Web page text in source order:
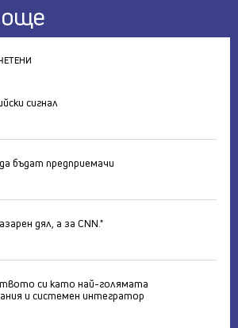
сигнал
бъдат предприемачи
дял, а за CNN."
си като най-голямата
и системен интегратор